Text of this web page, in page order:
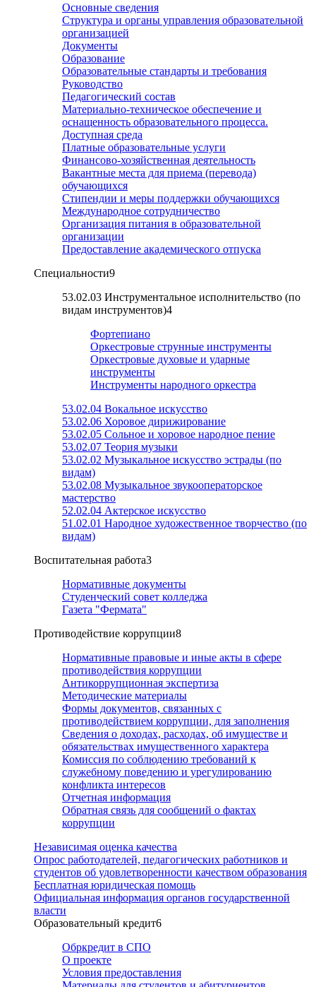
Основные сведения
Структура и органы управления образовательной
организацией
Документы
Образование
Образовательные стандарты и требования
Руководство
Педагогический состав
Материально-техническое обеспечение и
оснащенность образовательного процесса.
Доступная среда
Платные образовательные услуги
Финансово-хозяйственная деятельность
Вакантные места для приема (перевода)
обучающихся
Стипендии и меры поддержки обучающихся
Международное сотрудничество
Организация питания в образовательной
организации
Предоставление академического отпуска
Специальности9
53.02.03 Инструментальное исполнительство (по
видам инструментов)4
Фортепиано
Оркестровые струнные инструменты
Оркестровые духовые и ударные
инструменты
Инструменты народного оркестра
53.02.04 Вокальное искусство
53.02.06 Хоровое дирижирование
53.02.05 Сольное и хоровое народное пение
53.02.07 Теория музыки
53.02.02 Музыкальное искусство эстрады (по
видам)
53.02.08 Музыкальное звукооператорское
мастерство
52.02.04 Актерское искусство
51.02.01 Народное художественное творчество (по
видам)
Воспитательная работа3
Нормативные документы
Студенческий совет колледжа
Газета "Фермата"
Противодействие коррупции8
Нормативные правовые и иные акты в сфере
противодействия коррупции
Антикоррупционная экспертиза
Методические материалы
Формы документов, связанных с
противодействием коррупции, для заполнения
Сведения о доходах, расходах, об имуществе и
обязательствах имущественного характера
Комиссия по соблюдению требований к
служебному поведению и урегулированию
конфликта интересов
Отчетная информация
Обратная связь для сообщений о фактах
коррупции
Независимая оценка качества
Опрос работодателей, педагогических работников и
студентов об удовлетворенности качеством образования
Бесплатная юридическая помощь
Официальная информация органов государственной
власти
Образовательный кредит6
Обркредит в СПО
О проекте
Условия предоставления